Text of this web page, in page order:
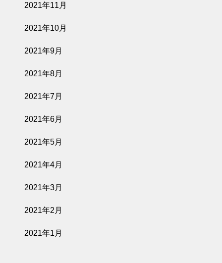
2021年11月
2021年10月
2021年9月
2021年8月
2021年7月
2021年6月
2021年5月
2021年4月
2021年3月
2021年2月
2021年1月